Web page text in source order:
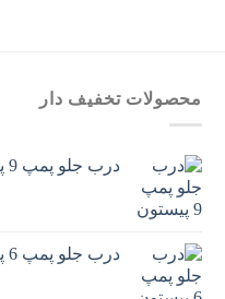
محصولات تخفیف دار
درب جلو پمپ 9 پیستون
درب جلو پمپ 6 پیستون